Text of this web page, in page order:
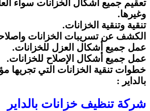
تعقيم جميع أشكال الخزانات سواء
وغيرها.
تنقية وتنقية الخزانات.
الكشف عن تسريبات الخزانات
عمل جميع أشكال العزل للخزانات.
عمل جميع أشكال الإصلاح للخزانات.
خطوات تنقية الخزانات التي تجريها
بالداير :
شركة تنظيف خزانات بالداير